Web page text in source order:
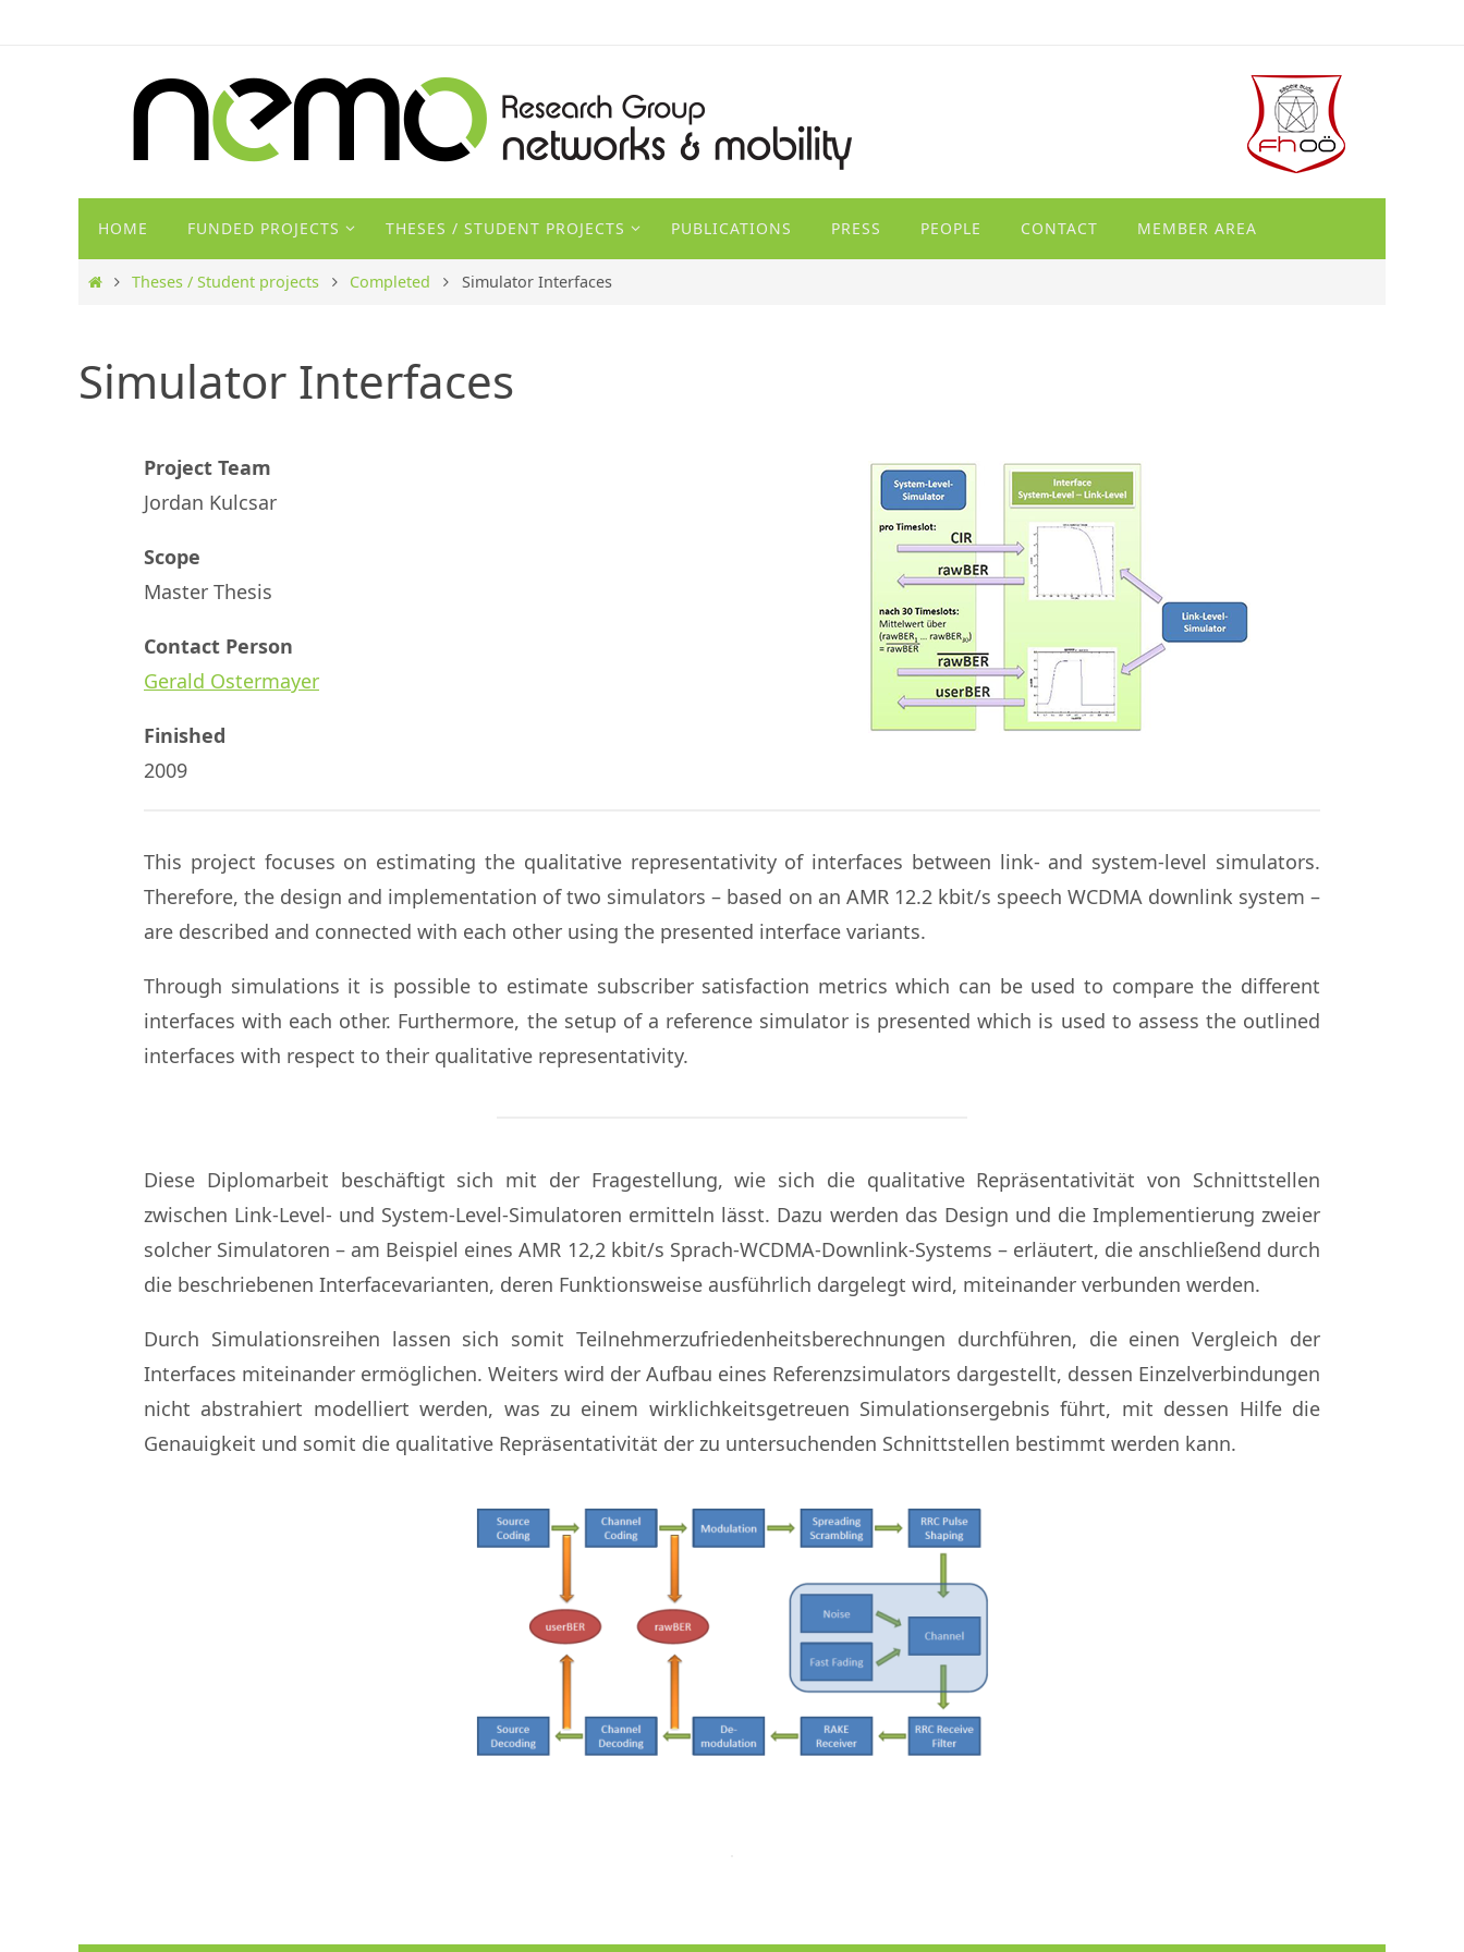
Inhalt
springen
HOME FUNDED PROJECTS THESES / STUDENT PROJECTS PUBLICATIONS PRESS PEOPLE CONTACT MEMBER AREA
StartTheses / Student projects Completed Simulator Interfaces
Simulator Interfaces
Project Team
Jordan Kulcsar
Scope
Master Thesis
Contact Person
Gerald Ostermayer
Finished
2009
This project focuses on estimating the qualitative representativity of interfaces between link- and system-level simulators.
Therefore, the design and implementation of two simulators – based on an AMR 12.2 kbit/s speech WCDMA downlink system –
are described and connected with each other using the presented interface variants.
Through simulations it is possible to estimate subscriber satisfaction metrics which can be used to compare the different
interfaces with each other. Furthermore, the setup of a reference simulator is presented which is used to assess the outlined
interfaces with respect to their qualitative representativity.
Diese Diplomarbeit beschäftigt sich mit der Fragestellung, wie sich die qualitative Repräsentativität von Schnittstellen
zwischen Link-Level- und System-Level-Simulatoren ermitteln lässt. Dazu werden das Design und die Implementierung zweier
solcher Simulatoren – am Beispiel eines AMR 12,2 kbit/s Sprach-WCDMA-Downlink-Systems – erläutert, die anschließend durch
die beschriebenen Interfacevarianten, deren Funktionsweise ausführlich dargelegt wird, miteinander verbunden werden.
Durch Simulationsreihen lassen sich somit Teilnehmerzufriedenheitsberechnungen durchführen, die einen Vergleich der
Interfaces miteinander ermöglichen. Weiters wird der Aufbau eines Referenzsimulators dargestellt, dessen Einzelverbindungen
nicht abstrahiert modelliert werden, was zu einem wirklichkeitsgetreuen Simulationsergebnis führt, mit dessen Hilfe die
Genauigkeit und somit die qualitative Repräsentativität der zu untersuchenden Schnittstellen bestimmt werden kann.